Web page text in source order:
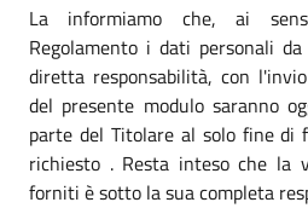
La informiamo che, ai
Regolamento i dati personali
diretta responsabilità, con
del presente modulo saranno
parte del Titolare al solo fine di
richiesto . Resta inteso che la
forniti è sotto la sua completa